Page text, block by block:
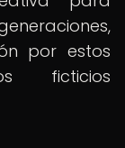
por estos
ficticios